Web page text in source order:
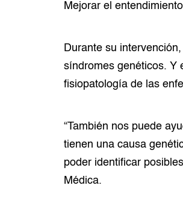
Mejorar el entendimiento
Durante su
síndromes genéticos. Y
fisiopatología de las
“También nos puede
tienen una causa
poder identificar
Médica.